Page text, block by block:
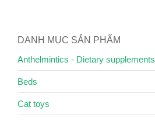
DANH MỤC SẢN PHẨM
Anthelmintics - Dietary supplements
Beds
Cat toys